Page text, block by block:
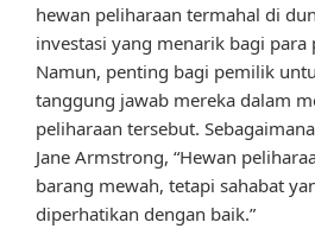
hewan peliharaan termahal di
investasi yang menarik bagi para
Namun, penting bagi pemilik
tanggung jawab mereka dalam
peliharaan tersebut.
Jane Armstrong, “Hewan
barang mewah, tetapi sahabat
diperhatikan dengan baik.”